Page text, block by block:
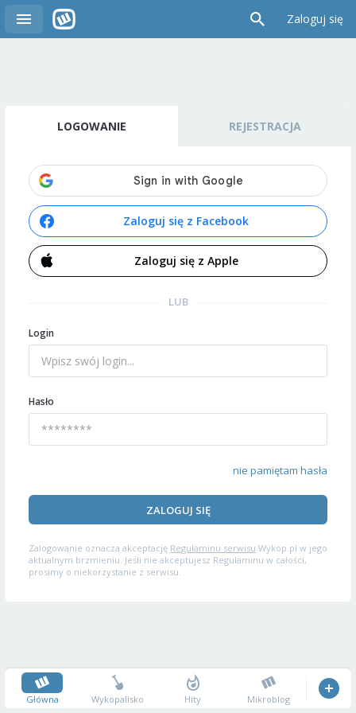
Zaloguj się
LOGOWANIE REJESTRACJA
Zaloguj się z Facebook
Zaloguj się z Apple
LUB
Login
Hasło
nie pamiętam hasła
ZALOGUJ SIĘ
Zalogowanie oznacza akceptację Regulaminu serwisu Wykop.pl w jego
aktualnym brzmieniu. Jeśli nie akceptujesz Regulaminu w całości,
prosimy o niekorzystanie z serwisu.
Główna Wykopalisko Hity Mikroblog